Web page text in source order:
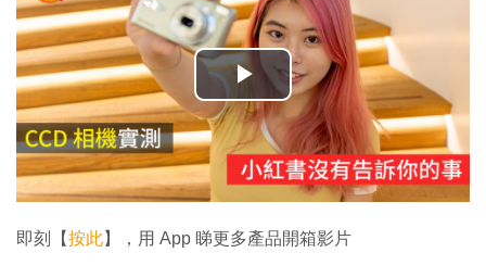
播
放
影
片
即刻【按此】，用 App 睇更多產品開箱影片